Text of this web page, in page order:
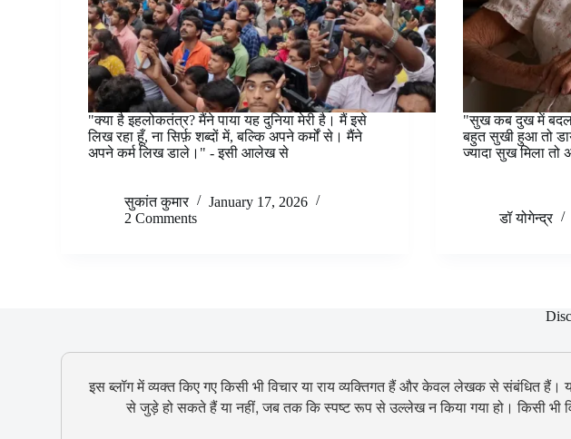
"क्या है इहलोकतंत्र? मैंने पाया यह दुनिया मेरी है। मैं इसे
लिख रहा हूँ, ना सिर्फ़ शब्दों में, बल्कि अपने कर्मों से। मैंने
अपने कर्म लिख डाले।" - इसी आलेख से
सुकांत कुमार
January 17, 2026
2 Comments
"सुख कब दुख में बदल
बहुत सुखी हुआ तो
ज्यादा सुख मिला
डॉ योगेन्द्र
इस ब्लॉग में व्यक्त किए गए किसी भी विचार या राय व्यक्तिगत हैं और केवल लेखक से संबंधित
से जुड़े हो सकते हैं या नहीं, जब तक कि स्पष्ट रूप से उल्लेख न किया गया हो। किसी भी